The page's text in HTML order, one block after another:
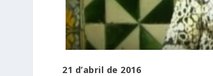
21 d’abril de 2016